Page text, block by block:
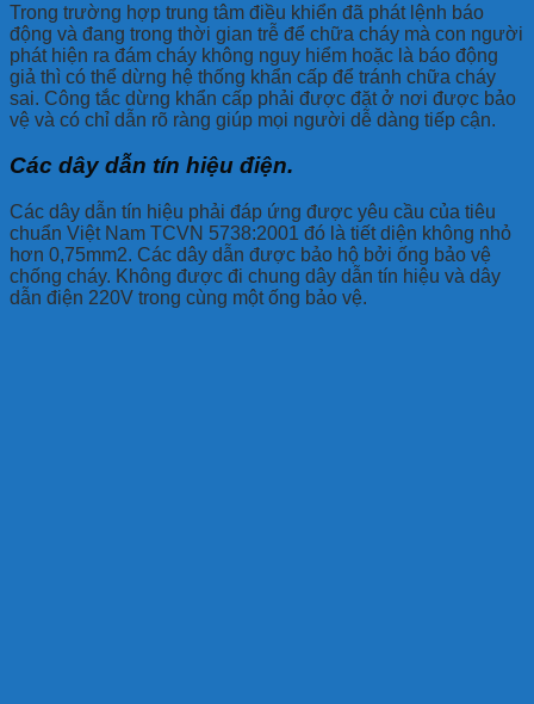
Trong trường hợp trung tâm điều khiển đã phát lệnh báo
động và đang trong thời gian trễ để chữa cháy mà con người
phát hiện ra đám cháy không nguy hiểm hoặc là báo động
giả thì có thể dừng hệ thống khẩn cấp để tránh chữa cháy
sai. Công tắc dừng khẩn cấp phải được đặt ở nơi được bảo
vệ và có chỉ dẫn rõ ràng giúp mọi người dễ dàng tiếp cận.
Các dây dẫn tín hiệu điện.
Các dây dẫn tín hiệu phải đáp ứng được yêu cầu của tiêu
chuẩn Việt Nam TCVN 5738:2001 đó là tiết diện không nhỏ
hơn 0,75mm2. Các dây dẫn được bảo hộ bởi ống bảo vệ
chống cháy. Không được đi chung dây dẫn tín hiệu và dây
dẫn điện 220V trong cùng một ống bảo vệ.